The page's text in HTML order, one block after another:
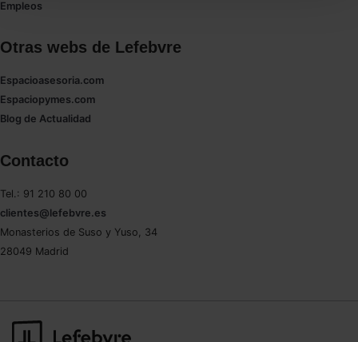
También puedes
navegador. Si no seleccionas ninguna utilizaremos
Saber más acerca de las cookies
Empleos
Otras webs de Lefebvre
Espacioasesoria.com
Espaciopymes.com
Blog de Actualidad
Contacto
Tel.: 91 210 80 00
clientes@lefebvre.es
Monasterios de Suso y Yuso, 34
28049 Madrid